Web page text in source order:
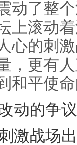
动了整
上滚动
心的刺
，更有
和平使
动的争
激战场